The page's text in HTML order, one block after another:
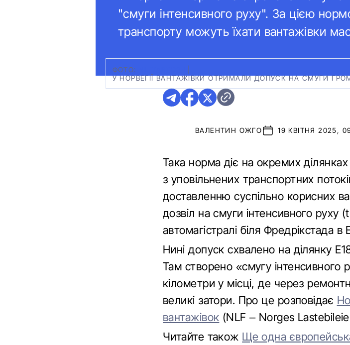
"смуги інтенсивного руху". За цією
транспорту можуть їхати вантажівки
ФОТО:
У НОРВЕГІЇ ВАНТАЖІВКИ ОТРИМАЛИ ДОПУСК НА СМУГИ
ВАЛЕНТИН ОЖГО 19 КВІТНЯ 2025,
Така норма діє на окремих
з уповільнених транспортних
доставленню суспільно корисних
дозвіл на смуги інтенсивного
автомагістралі біля Фредрікстада
Нині допуск схвалено на ділянку
Там створено «смугу інтенсивного
кілометри у місці, де через
великі затори. Про це розповідає
вантажівок (NLF – Norges
Читайте також Ще одна